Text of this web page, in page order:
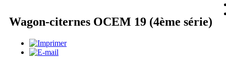
Wagon-citernes OCEM 19 (4ème série)